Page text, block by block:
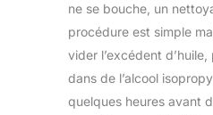
ne se bouche, un
procédure est simple
vider l’excédent
dans de l’alcool
quelques heures avant